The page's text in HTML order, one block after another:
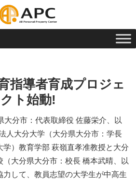
指導者育成プロジェ
クト始動!
大分市：代表取締役 佐藤栄介、以
人大分大学（大分県大分市：学長
学）教育学部 萩嶺直孝准教授と大分
（大分県大分市：校長 橋本武晴、以
力して、教員志望の大学生が中高生